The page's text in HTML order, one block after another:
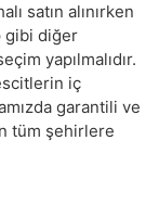
satın alınırken
gibi diğer
yapılmalıdır.
iç
garantili ve
tüm şehirlere